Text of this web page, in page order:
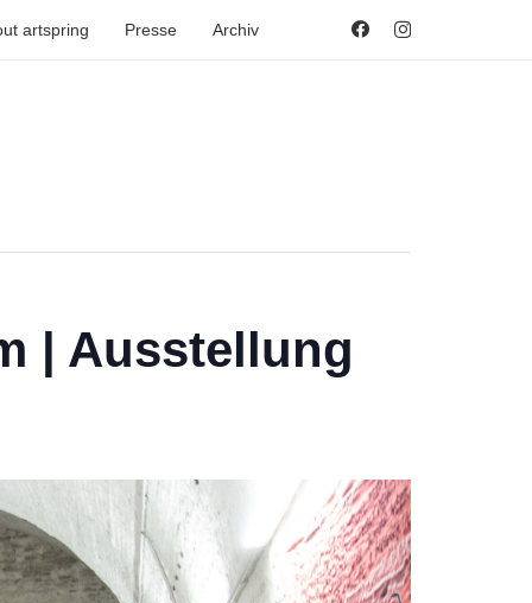
artspring Presse Archiv
| Ausstellung